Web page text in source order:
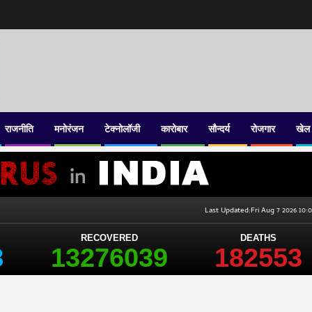
राजनीति मनोरंजन टेक्नोलॉजी कारोबार सौन्दर्य रोजगार खेल